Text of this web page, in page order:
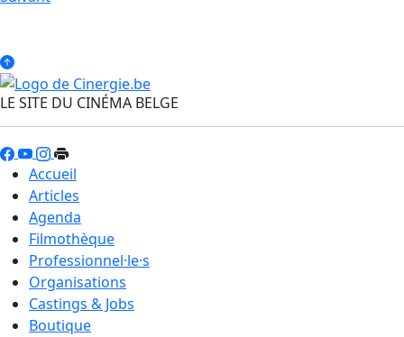
LE SITE DU CINÉMA BELGE
Accueil
Articles
Agenda
Filmothèque
Professionnel·le·s
Organisations
Castings & Jobs
Boutique